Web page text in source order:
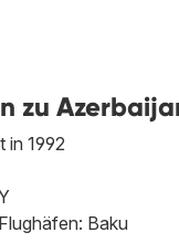
zu
in 1992
Baku